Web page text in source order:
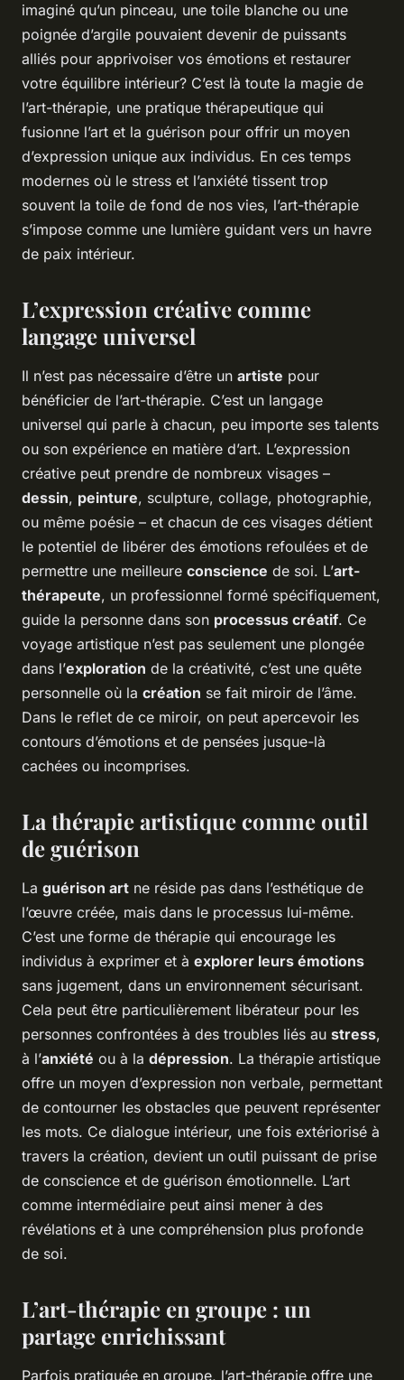
imaginé qu’un pinceau, une toile blanche ou une
poignée d’argile pouvaient devenir de puissants
alliés pour apprivoiser vos émotions et restaurer
votre équilibre intérieur? C’est là toute la magie de
l’art-thérapie, une pratique thérapeutique qui
fusionne l’art et la guérison pour offrir un moyen
d’expression unique aux individus. En ces temps
modernes où le stress et l’anxiété tissent trop
souvent la toile de fond de nos vies, l’art-thérapie
s’impose comme une lumière guidant vers un havre
de paix intérieur.
L’expression créative comme
langage universel
Il n’est pas nécessaire d’être un artiste pour
bénéficier de l’art-thérapie. C’est un langage
universel qui parle à chacun, peu importe ses talents
ou son expérience en matière d’art. L’expression
créative peut prendre de nombreux visages –
dessin, peinture, sculpture, collage, photographie,
ou même poésie – et chacun de ces visages détient
le potentiel de libérer des émotions refoulées et de
permettre une meilleure conscience de soi. L’art-
thérapeute, un professionnel formé spécifiquement,
guide la personne dans son processus créatif. Ce
voyage artistique n’est pas seulement une plongée
dans l’exploration de la créativité, c’est une quête
personnelle où la création se fait miroir de l’âme.
Dans le reflet de ce miroir, on peut apercevoir les
contours d’émotions et de pensées jusque-là
cachées ou incomprises.
La thérapie artistique comme outil
de guérison
La guérison art ne réside pas dans l’esthétique de
l’œuvre créée, mais dans le processus lui-même.
C’est une forme de thérapie qui encourage les
individus à exprimer et à explorer leurs émotions
sans jugement, dans un environnement sécurisant.
Cela peut être particulièrement libérateur pour les
personnes confrontées à des troubles liés au stress,
à l’anxiété ou à la dépression. La thérapie artistique
offre un moyen d’expression non verbale, permettant
de contourner les obstacles que peuvent représenter
les mots. Ce dialogue intérieur, une fois extériorisé à
travers la création, devient un outil puissant de prise
de conscience et de guérison émotionnelle. L’art
comme intermédiaire peut ainsi mener à des
révélations et à une compréhension plus profonde
de soi.
L’art-thérapie en groupe : un
partage enrichissant
Parfois pratiquée en groupe, l’art-thérapie offre une